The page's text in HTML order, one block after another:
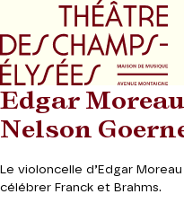
Aller au menu
Edgar Moreau
Nelson
Le violoncelle d’Edgar
célébrer Franck et Brahms.